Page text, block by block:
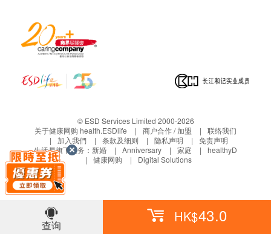
查询
HK$43.0
© ESD Services Limited 2000-2026
关于健康网购 health.ESDlife
商户合作 / 加盟
联络我们
加入我們
条款及细则 隐私声明
免责声明
生活易旗下业务： 新婚 Anniversary 家庭
healthyD
健康网购
Digital Solutions